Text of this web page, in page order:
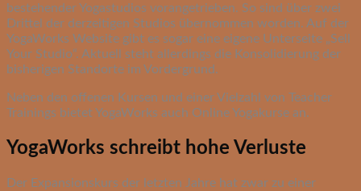
bestehender Yogastudios vorangetrieben. So sind über zwei
Drittel der derzeitigen Studios übernommen worden. Auf der
YogaWorks Website gibt es sogar eine eigene Unterseite „Sell
Your Studio“. Aktuell steht allerdings die Konsolidierung der
bisherigen Standorte im Vordergrund.
Neben den offenen Kursen und einer Vielzahl von Teacher
Trainings bietet YogaWorks auch Online Yogakurse an.
YogaWorks schreibt hohe Verluste
Der Expansionskurs der letzten Jahre hat zwar zu einer